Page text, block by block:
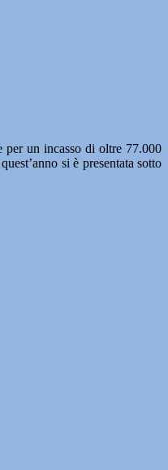
un incasso di oltre 77.000
si è presentata sotto